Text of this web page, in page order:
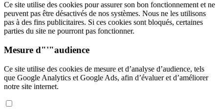
Ce site utilise des cookies pour assurer son bon fonctionnement et ne
peuvent pas être désactivés de nos systèmes. Nous ne les utilisons
pas à des fins publicitaires. Si ces cookies sont bloqués, certaines
parties du site ne pourront pas fonctionner.
Mesure d"'"audience
Ce site utilise des cookies de mesure et d’analyse d’audience, tels
que Google Analytics et Google Ads, afin d’évaluer et d’améliorer
notre site internet.